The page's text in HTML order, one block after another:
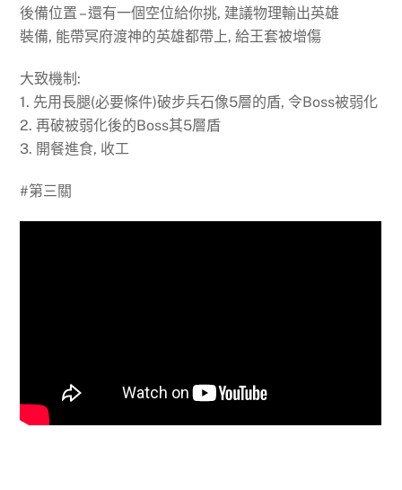
後備位置 – 還有一個空位給你挑, 建議物理輸出英雄
裝備, 能帶冥府渡神的英雄都帶上, 給王套被增傷
大致機制:
1. 先用長腿(必要條件)破步兵石像5層的盾, 令Boss被弱化
2. 再破被弱化後的Boss其5層盾
3. 開餐進食, 收工
#第三關